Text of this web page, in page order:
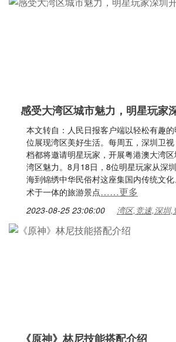
感受大湾区城市魅力，​明星玩家
本文转自：人民日报客户端以轻松有趣
位展现湾区美好生活。每周五，深圳卫
档都将邀请明星玩家，开展粤港澳大湾
湾区魅力。8月18日，8位明星玩家从深
海到锦绣中华民俗村这座集国内传统文
术于一体的旅游景点……更多
2023-08-25 23:06:00 湾区,竞速,深圳
《原神》林尼技能搭配介绍